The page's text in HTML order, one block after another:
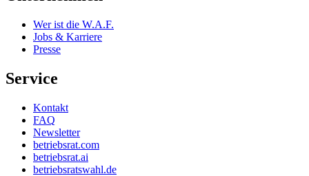
Wer ist die W.A.F.
Jobs & Karriere
Presse
Service
Kontakt
FAQ
Newsletter
betriebsrat.com
betriebsrat.ai
betriebsratswahl.de